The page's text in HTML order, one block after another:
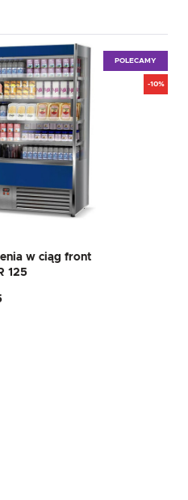
POLECAMY
-10%
w ciąg front
125